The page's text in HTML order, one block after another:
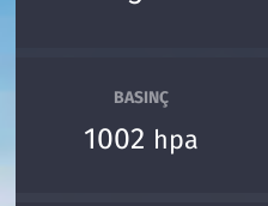
BASINÇ
1002 hpa